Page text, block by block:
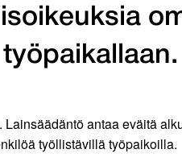
antaa eväitä
työllistävillä työpaikoilla.